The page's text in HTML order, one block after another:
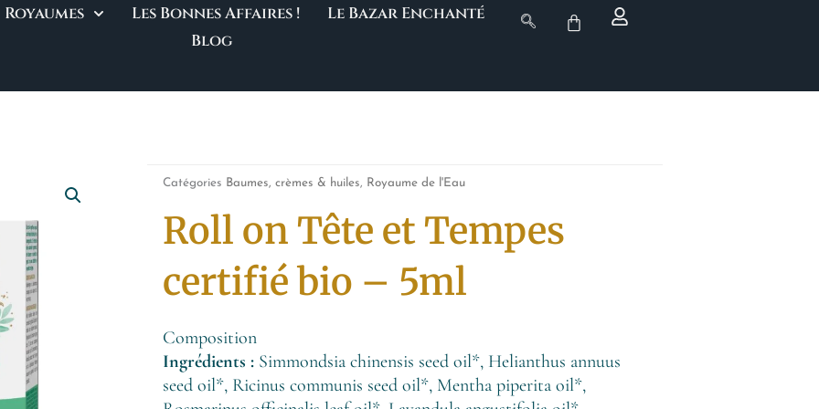
Royaumes Les Bonnes Affaires !
Le Bazar Enchanté
Blog
Catégories Baumes, crèmes & huiles, Royaume de l'Eau
Roll on Tête et Tempes
certifié bio – 5ml
Composition
Ingrédients : Simmondsia chinensis seed oil*, Helianthus annuus
seed oil*, Ricinus communis seed oil*, Mentha piperita oil*,